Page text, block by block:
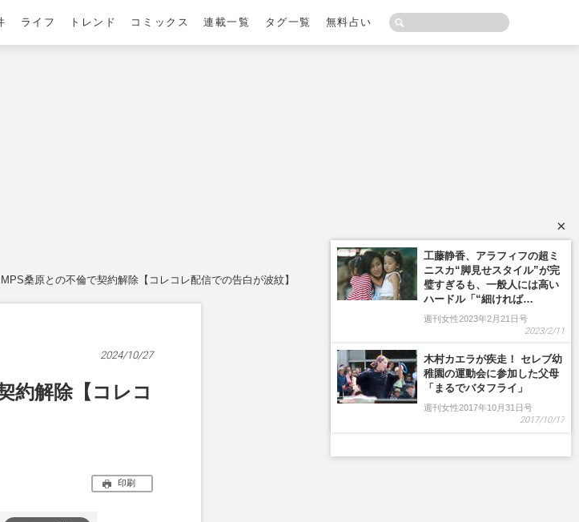
ライフ トレンド コミックス 連載一覧 タグ一覧 無料占い
桑原との不倫で契約解除【コレコレ配信での告白が波紋】
2024/10/27
約解除【コレコ
印刷
×
工藤静香、アラフィフの超ミ
ニスカ“脚見せスタイル”が完
璧すぎるも、一般人には高い
ハードル「“細ければ…
週刊女性2023年2月21日号
2023/2/11
木村カエラが疾走！ セレブ幼
稚園の運動会に参加した父母
「まるでバタフライ」
週刊女性2017年10月31日号
2017/10/17